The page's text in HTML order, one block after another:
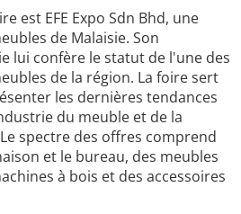
est EFE Expo Sdn Bhd, une
de Malaisie. Son
lui confère le statut de l'une des
de la région. La foire sert
les dernières tendances
du meuble et de la
spectre des offres comprend
et le bureau, des meubles
à bois et des accessoires